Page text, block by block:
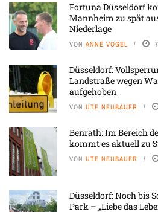
Fortuna Düsseldorf
Mannheim zu spät
Niederlage
VON ANNE VOGEL
Düsseldorf:
Landstraße wegen
aufgehoben
VON UTE NEUBAUER
Benrath: Im Bereich
kommt es aktuell zu
VON UTE NEUBAUER
Düsseldorf: Noch bis
Park – „Liebe das